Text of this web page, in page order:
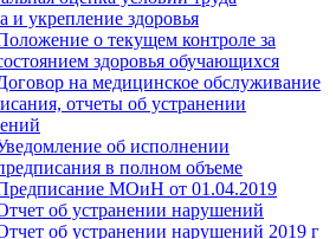
и укрепление здоровья
о текущем контроле за
здоровья обучающихся
на медицинское обслуживание
отчеты об устранении
об исполнении
в полном объеме
МОиН от 01.04.2019
об устранении нарушений
об устранении нарушений 2019 г